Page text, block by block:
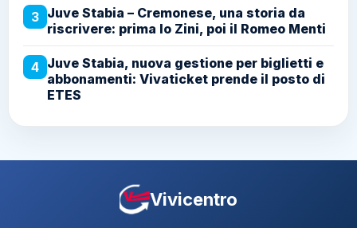
3 Juve Stabia – Cremonese, una storia da
riscrivere: prima lo Zini, poi il Romeo Menti
4 Juve Stabia, nuova gestione per biglietti e
abbonamenti: Vivaticket prende il posto di
ETES
Vivicentro